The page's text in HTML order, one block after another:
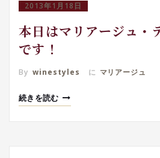
2013年1月18日
本日はマリアージュ・
です！
By winestyles に マリアージュ
続きを読む